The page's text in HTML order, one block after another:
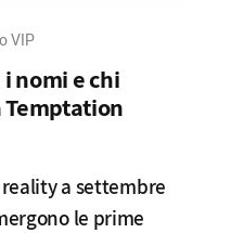
VIP
i nomi e chi
a settembre
le prime